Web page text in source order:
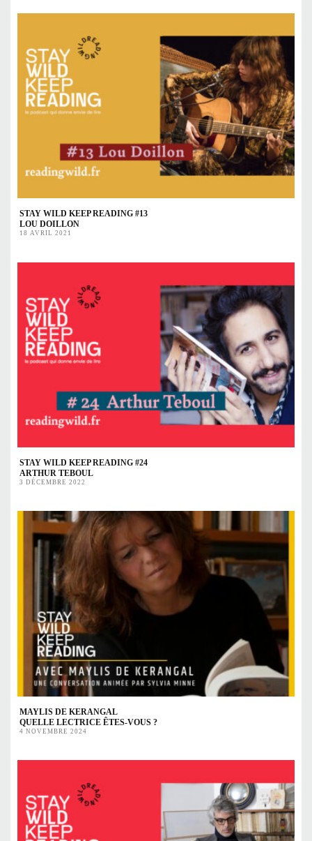
STAY WILD KEEP READING #13
LOU DOILLON
18 AVRIL 2021
STAY WILD KEEP READING #24
ARTHUR TEBOUL
3 DÉCEMBRE 2022
MAYLIS DE KERANGAL
QUELLE LECTRICE ÊTES-VOUS ?
4 NOVEMBRE 2024